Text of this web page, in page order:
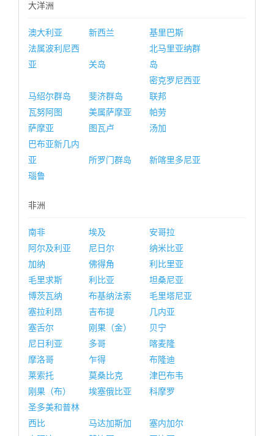
大洋洲
澳大利亚 新西兰
基里巴斯
法属波利尼西
亚
关岛
北马里亚纳群
岛
马绍尔群岛 斐济群岛
密克罗尼西亚
联邦
瓦努阿图
美属萨摩亚
帕劳
萨摩亚
图瓦卢
汤加
巴布亚新几内
亚
所罗门群岛
新喀里多尼亚
瑙鲁
非洲
南非 埃及
安哥拉
阿尔及利亚
尼日尔
纳米比亚
加纳
佛得角
利比里亚
毛里求斯
利比亚
坦桑尼亚
博茨瓦纳
布基纳法索
毛里塔尼亚
塞拉利昂
吉布提
几内亚
塞舌尔
刚果（金）
贝宁
尼日利亚
多哥
喀麦隆
摩洛哥
乍得
布隆迪
莱索托
莫桑比克
津巴布韦
刚果（布）
埃塞俄比亚
科摩罗
圣多美和普林
西比
马达加斯加
塞内加尔